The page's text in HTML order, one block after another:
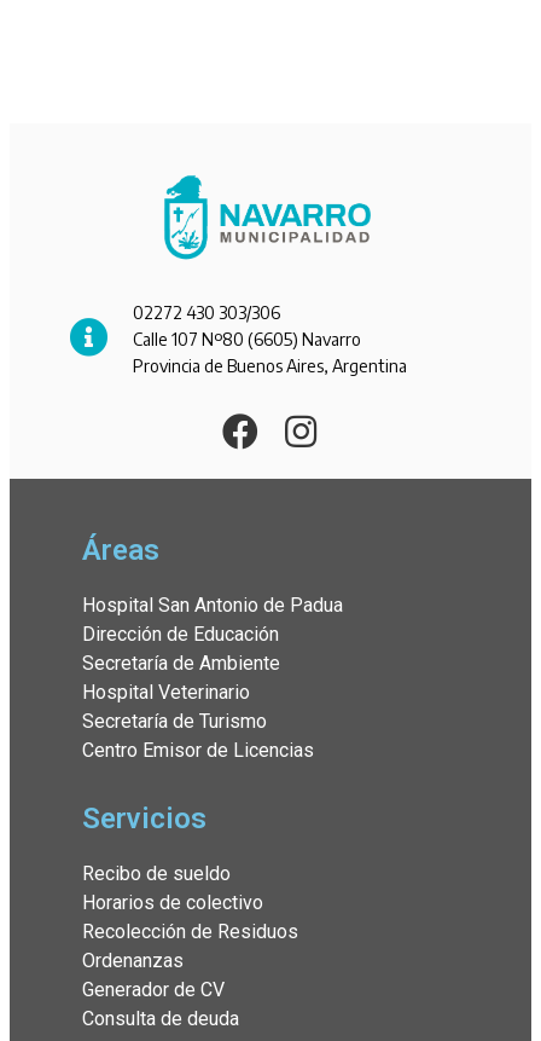
02272 430 303/306
Calle 107 Nº80 (6605) Navarro
Provincia de Buenos Aires, Argentina
Áreas
Hospital San Antonio de Padua
Dirección de Educación
Secretaría de Ambiente
Hospital Veterinario
Secretaría de Turismo
Centro Emisor de Licencias
Servicios
Recibo de sueldo
Horarios de colectivo
Recolección de Residuos
Ordenanzas
Generador de CV
Consulta de deuda